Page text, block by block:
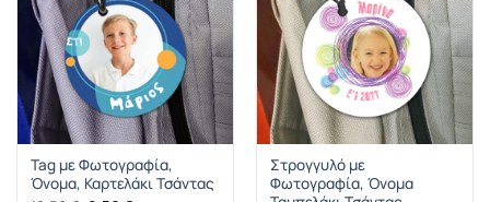
Tag με Φωτογραφία,
Όνομα, Καρτελάκι Τσάντας
Στρογγυλό με
Φωτογραφία, Όνομα